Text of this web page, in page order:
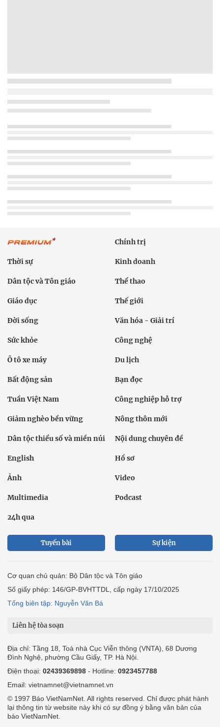
Chính trị
Thời sự Kinh doanh
Dân tộc và Tôn giáo Thể thao
Giáo dục Thế giới
Đời sống Văn hóa - Giải trí
Sức khỏe Công nghệ
Ô tô xe máy Du lịch
Bất động sản Bạn đọc
Tuần Việt Nam Công nghiệp hỗ trợ
Giảm nghèo bền vững Nông thôn mới
Dân tộc thiểu số và miền núi Nội dung chuyên đề
English Hồ sơ
Ảnh Video
Multimedia Podcast
24h qua
Tuyến bài Sự kiện
Cơ quan chủ quản: Bộ Dân tộc và Tôn giáo
Số giấy phép: 146/GP-BVHTTDL, cấp ngày 17/10/2025
Tổng biên tập: Nguyễn Văn Bá
Liên hệ tòa soạn
Địa chỉ: Tầng 18, Toà nhà Cục Viễn thông (VNTA), 68 Dương
Đình Nghệ, phường Cầu Giấy, TP. Hà Nội.
Điện thoại: 02439369898 - Hotline: 0923457788
Email: vietnamnet@vietnamnet.vn
© 1997 Báo VietNamNet. All rights reserved. Chỉ được phát hành
lại thông tin từ website này khi có sự đồng ý bằng văn bản của
báo VietNamNet.